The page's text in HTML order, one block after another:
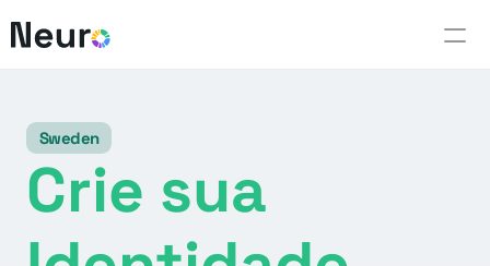
Neuro Technology
Access
Sweden
Crie sua